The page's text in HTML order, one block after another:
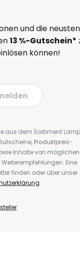
und die neusten
13 %-Gutschein*
können!
aus dem Sortiment
Produktpreis-
Inhalte von möglichen
Eine
finden oder über unser
.
.